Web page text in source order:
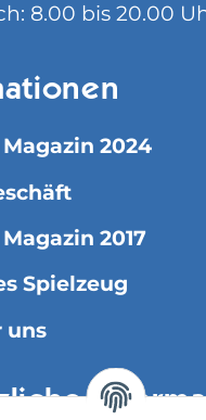
8.00 bis 20.00
Magazin 2024
Magazin 2017
Spielzeug
uns